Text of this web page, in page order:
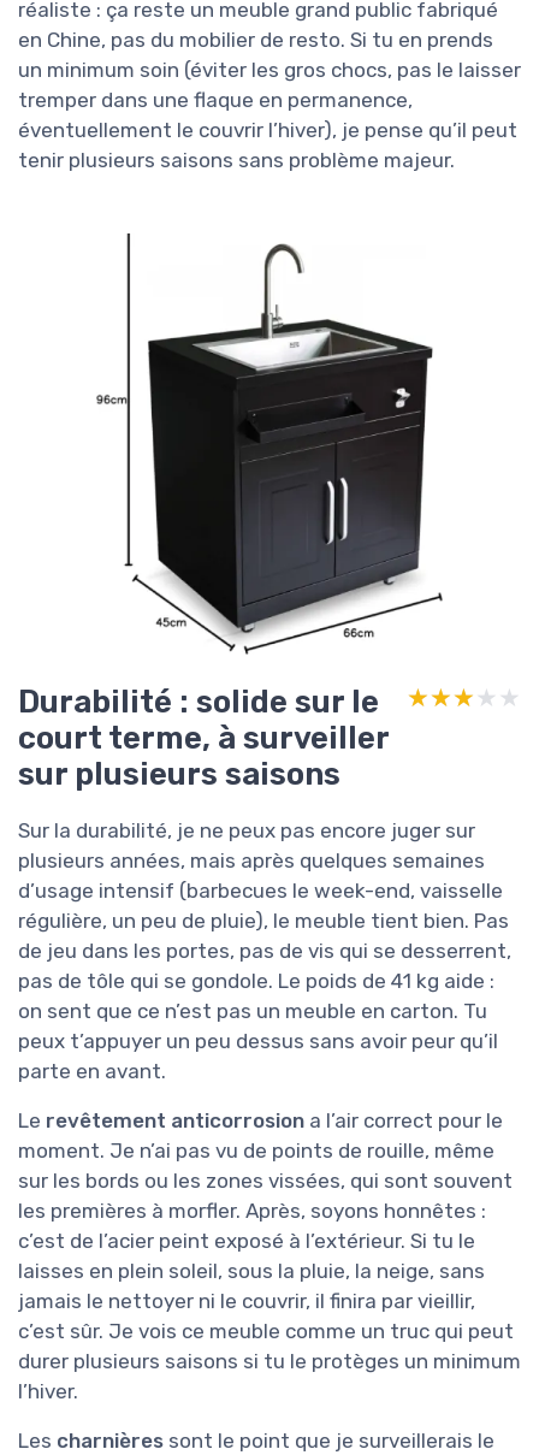
réaliste : ça reste un meuble grand public fabriqué
en Chine, pas du mobilier de resto. Si tu en prends
un minimum soin (éviter les gros chocs, pas le laisser
tremper dans une flaque en permanence,
éventuellement le couvrir l’hiver), je pense qu’il peut
tenir plusieurs saisons sans problème majeur.
Durabilité : solide sur le
court terme, à surveiller
sur plusieurs saisons
★★★★★
★★★★★
Sur la durabilité, je ne peux pas encore juger sur
plusieurs années, mais après quelques semaines
d’usage intensif (barbecues le week-end, vaisselle
régulière, un peu de pluie), le meuble tient bien. Pas
de jeu dans les portes, pas de vis qui se desserrent,
pas de tôle qui se gondole. Le poids de 41 kg aide :
on sent que ce n’est pas un meuble en carton. Tu
peux t’appuyer un peu dessus sans avoir peur qu’il
parte en avant.
Le revêtement anticorrosion a l’air correct pour le
moment. Je n’ai pas vu de points de rouille, même
sur les bords ou les zones vissées, qui sont souvent
les premières à morfler. Après, soyons honnêtes :
c’est de l’acier peint exposé à l’extérieur. Si tu le
laisses en plein soleil, sous la pluie, la neige, sans
jamais le nettoyer ni le couvrir, il finira par vieillir,
c’est sûr. Je vois ce meuble comme un truc qui peut
durer plusieurs saisons si tu le protèges un minimum
l’hiver.
Les charnières sont le point que je surveillerais le